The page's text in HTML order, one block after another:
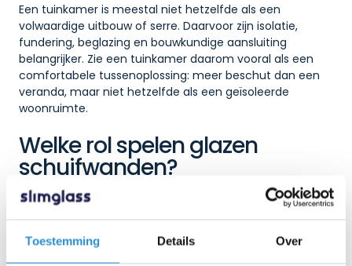
Toestemming Details Over
Een tuinkamer is meestal niet hetzelfde als een
volwaardige uitbouw of serre. Daarvoor zijn isolatie,
fundering, beglazing en bouwkundige aansluiting
belangrijker. Zie een tuinkamer daarom vooral als een
comfortabele tussenoplossing: meer beschut dan een
veranda, maar niet hetzelfde als een geïsoleerde
woonruimte.
Welke rol spelen glazen
schuifwanden?
Glazen schuifwanden zijn interessant voor zowel een
flexibeler. Op warme dagen schuif je de panelen open,